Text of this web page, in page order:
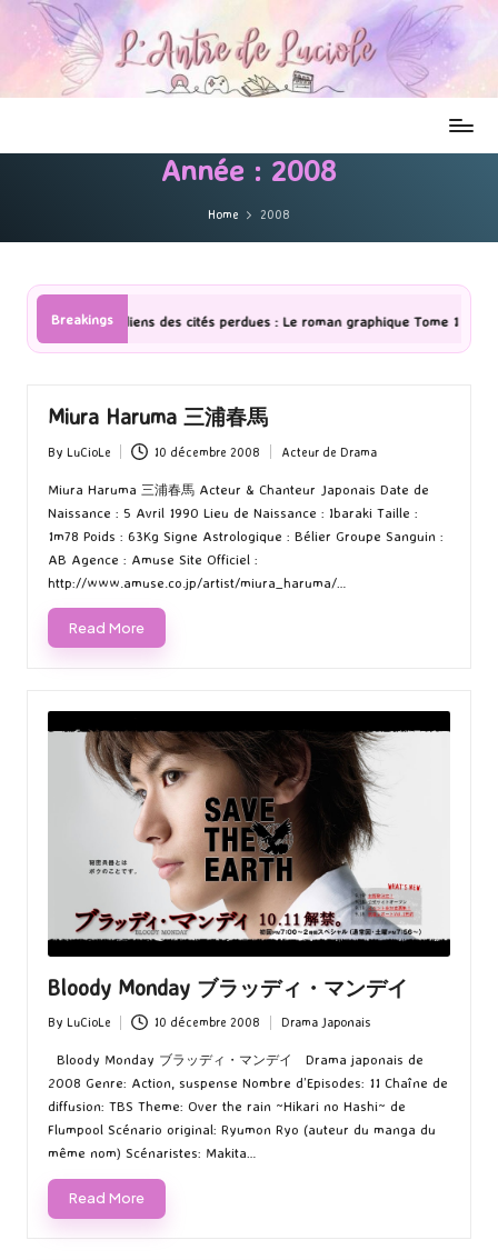
Année : 2008
Home 2008
Breakings
des cités perdues : Le roman graphique Tome 1 Partie 2
Miura Haruma 三浦春馬
Posted
by
By LuCioLe 10 décembre 2008
Posted
Acteur de Drama
Miura Haruma 三浦春馬 Acteur & Chanteur Japonais Date de
Naissance : 5 Avril 1990 Lieu de Naissance : Ibaraki Taille :
1m78 Poids : 63Kg Signe Astrologique : Bélier Groupe Sanguin :
AB Agence : Amuse Site Officiel :
http://www.amuse.co.jp/artist/miura_haruma/…
Read More
Bloody Monday ブラッディ・マンデイ
Posted
by
By LuCioLe 10 décembre 2008
in
Drama Japonais
Bloody Monday ブラッディ・マンデイ Drama japonais de
2008 Genre: Action, suspense Nombre d’Episodes: 11 Chaîne de
diffusion: TBS Theme: Over the rain ~Hikari no Hashi~ de
Flumpool Scénario original: Ryumon Ryo (auteur du manga du
même nom) Scénaristes: Makita…
Read More